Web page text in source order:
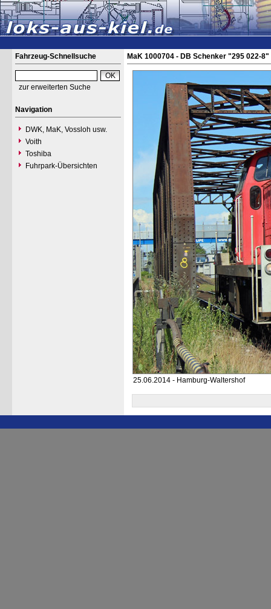
Fahrzeug-Schnellsuche
zur erweiterten Suche
Navigation
DWK, MaK, Vossloh usw.
Voith
Toshiba
Fuhrpark-Übersichten
MaK 1000704 - DB Schenker "295 022-8"
25.06.2014 - Hamburg-Waltershof